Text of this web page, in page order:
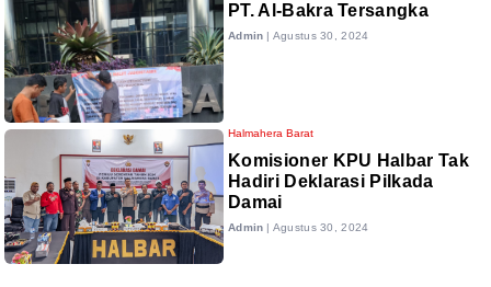
PT. Al-Bakra Tersangka
Admin | Agustus 30, 2024
Halmahera Barat
Komisioner KPU Halbar Tak
Hadiri Deklarasi Pilkada
Damai
Admin | Agustus 30, 2024